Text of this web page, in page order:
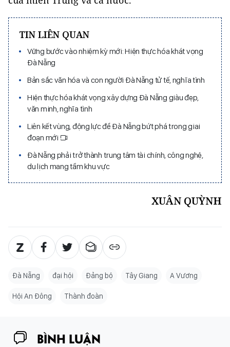
TIN LIÊN QUAN
Vững bước vào nhiệm kỳ mới: Hiện thực hóa khát vọng
Đà Nẵng
Bản sắc văn hóa và con người Đà Nẵng tử tế, nghĩa tình
Hiện thực hóa khát vọng xây dựng Đà Nẵng giàu đẹp,
văn minh, nghĩa tình
Liên kết vùng, động lực để Đà Nẵng bứt phá trong giai
đoạn mới
Đà Nẵng phải trở thành trung tâm tài chính, công nghệ,
du lịch mang tầm khu vực
XUÂN QUỲNH
Đà Nẵng đại hội Đảng bộ Tây Giang A Vương
Hội An Đông Thành đoàn
BÌNH LUẬN